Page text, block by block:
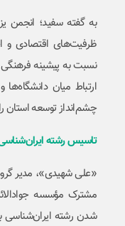
به گفته سفید؛ انجمن
ظرفیت‌های اقتصادی و
نسبت به پیشینه
ارتباط میان
چشم‌انداز توسعه استان
تاسیس رشته ایران‌شناسی
«علی شهیدی»، مدیر
مشترک مؤسسه
شدن رشته ایران‌شناسی